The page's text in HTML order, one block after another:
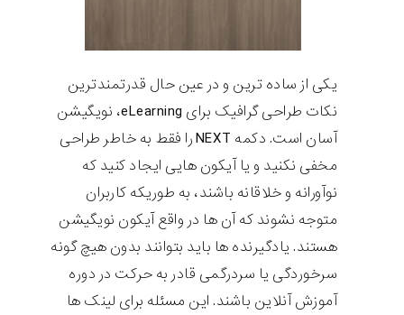
یکی از ساده ترین و در عین حال قدرتمندترین
نکات طراحی گرافیک برای eLearning، نویگیشن
آسان است. دکمه NEXTرا فقط به خاطر طراحی
مخفی نکنید و یا آیکون هایی ایجاد کنید که
نوآورانه و خلاقانه باشند، به طوریکه کاربران
متوجه نشوند که آن ها در واقع آیکون نویگیشن
هستند. یادگیرنده ها باید بتوانند بدون هیچ گونه
سرخوردگی یا سردرگمی قادر به حرکت در دوره
آموزش آنلاین باشند. این مسئله برای لینک ها